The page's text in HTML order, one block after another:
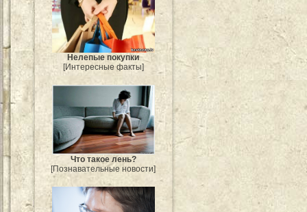
Нелепые покупки
[Интересные факты]
Что такое лень?
[Познавательные новости]